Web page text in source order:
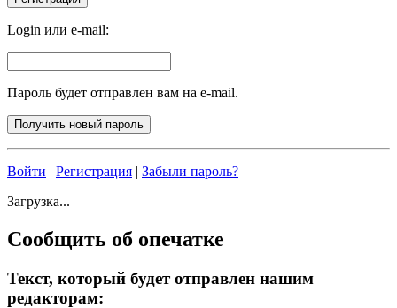
Login или e-mail:
Пароль будет отправлен вам на e-mail.
Войти | Регистрация | Забыли пароль?
Загрузка...
Сообщить об опечатке
Текст, который будет отправлен нашим
редакторам: